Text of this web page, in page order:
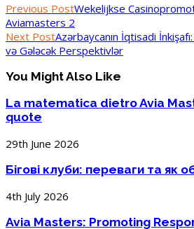
Previous PostWekelijkse
Aviamasters 2
Next PostAzərbaycanın İqtisadi
və Gələcək Perspektivlər
You Might Also Like
La matematica dietro Avia
quote
29th June 2026
Бігові клуби: переваги та як
4th July 2026
Avia Masters: Promoting